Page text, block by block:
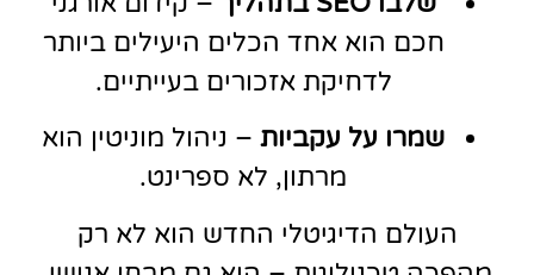
חכם הוא אחד הכלים היעילים ביותר
לדחיקת אזכורים בעייתיים.
שמרו על עקביות – ניהול מוניטין הוא
מרתון, לא ספרינט.
העולם הדיגיטלי החדש הוא לא רק